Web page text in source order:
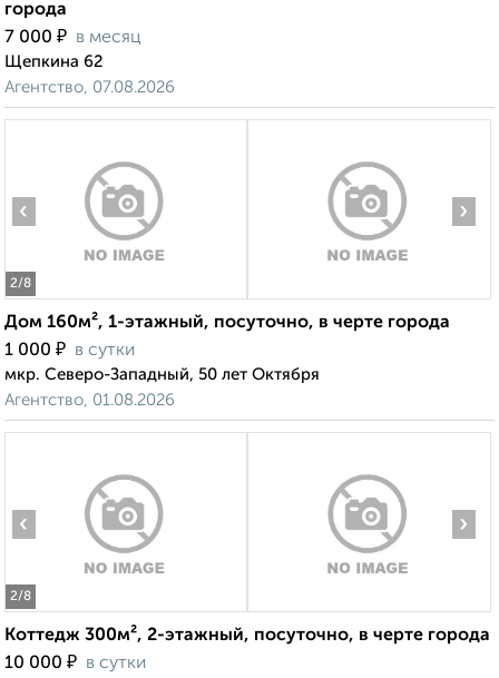
города
7 000 ₽ в месяц
Щепкина 62
Агентство, 07.08.2026
2/8
‹ ›
Дом 160м², 1-этажный, посуточно, в черте города
1 000 ₽ в сутки
мкр. Северо-Западный, 50 лет Октября
Агентство, 01.08.2026
2/8
‹ ›
Коттедж 300м², 2-этажный, посуточно, в черте города
10 000 ₽ в сутки